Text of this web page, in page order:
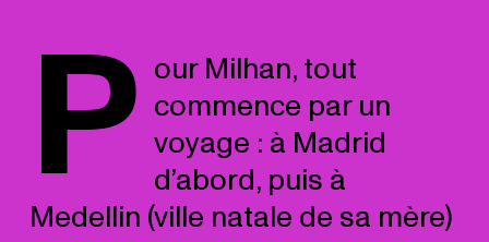
P our Milhan, tout
commence par un
voyage : à Madrid
d’abord, puis à
Medellin (ville natale de sa mère)